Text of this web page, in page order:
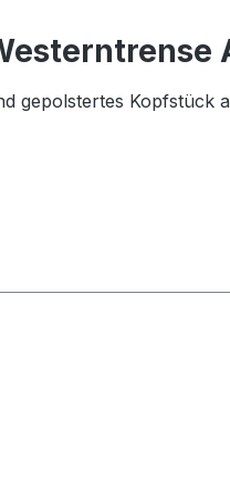
gepolstertes Kopfstück